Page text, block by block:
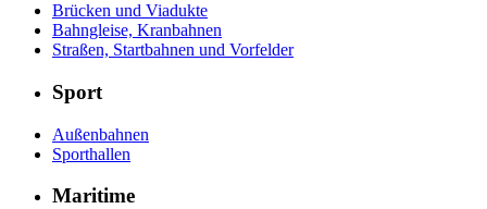
Brücken und Viadukte
Bahngleise, Kranbahnen
Straßen, Startbahnen und Vorfelder
Sport
Außenbahnen
Sporthallen
Maritime